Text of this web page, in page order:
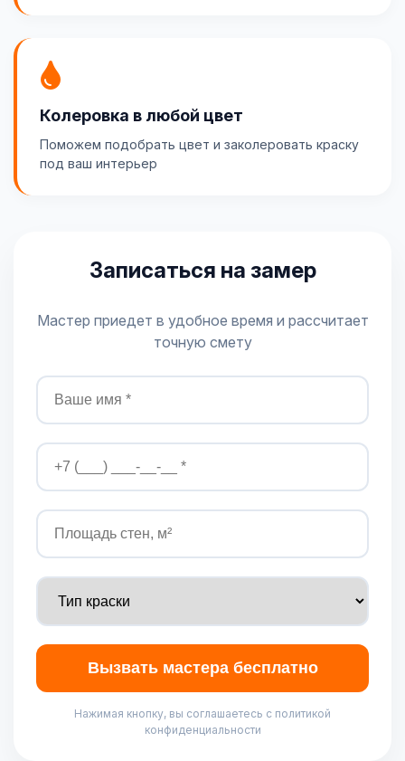
Колеровка в любой цвет
Поможем подобрать цвет и заколеровать краску
под ваш интерьер
Записаться на замер
Мастер приедет в удобное время и рассчитает
точную смету
Вызвать мастера бесплатно
Нажимая кнопку, вы соглашаетесь с политикой
конфиденциальности